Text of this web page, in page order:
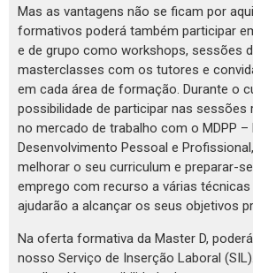
Mas as vantagens não se ficam por
formativos poderá também participar
e de grupo como workshops, sessões
masterclasses com os tutores e
em cada área de formação. Durante o
possibilidade de participar nas sessões
no mercado de trabalho com o MDPP –
Desenvolvimento Pessoal e
melhorar o seu curriculum e preparar-
emprego com recurso a várias
ajudarão a alcançar os seus objetivos
Na oferta formativa da Master D,
nosso Serviço de Inserção Laboral